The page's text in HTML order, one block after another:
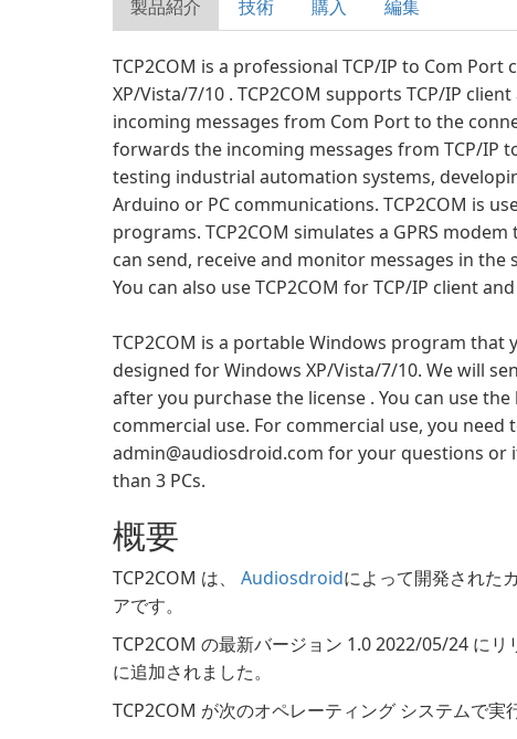
製品紹介 技術 購入 編集
TCP2COM is a professional TCP/IP to Com
XP/Vista/7/10 . TCP2COM supports TCP/IP
incoming messages from Com Port to the
forwards the incoming messages from TCP/IP
testing industrial automation systems,
Arduino or PC communications. TCP2COM is
programs. TCP2COM simulates a GPRS
can send, receive and monitor messages in
You can also use TCP2COM for TCP/IP client
TCP2COM is a portable Windows program
designed for Windows XP/Vista/7/10. We will
after you purchase the license . You can use
commercial use. For commercial use, you need
admin@audiosdroid.com for your questions or
than 3 PCs.
概要
TCP2COM は、 Audiosdroidによって開発された
アです。
TCP2COM の最新バージョン 1.0 2022/05/24 に
に追加されました。
TCP2COM が次のオペレーティング システムで実